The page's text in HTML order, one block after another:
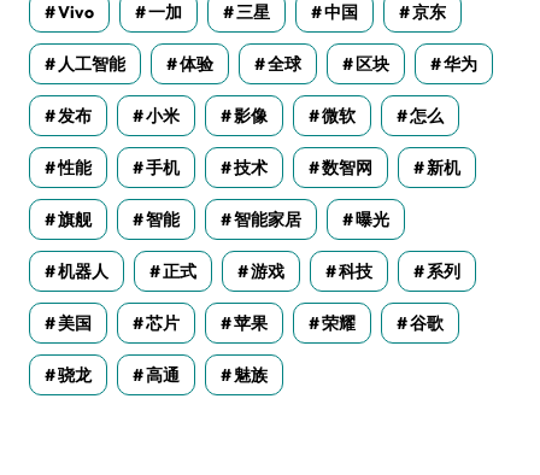
Vivo 一加 三星 中国 京东
人工智能 体验 全球 区块 华为
发布 小米 影像 微软 怎么
性能 手机 技术 数智网 新机
旗舰 智能 智能家居 曝光
机器人 正式 游戏 科技 系列
美国 芯片 苹果 荣耀 谷歌
骁龙 高通 魅族